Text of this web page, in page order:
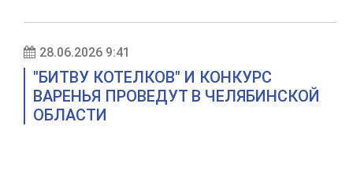
28.06.2026 9:41
"БИТВУ КОТЕЛКОВ" И КОНКУРС
ВАРЕНЬЯ ПРОВЕДУТ В ЧЕЛЯБИНСКОЙ
ОБЛАСТИ